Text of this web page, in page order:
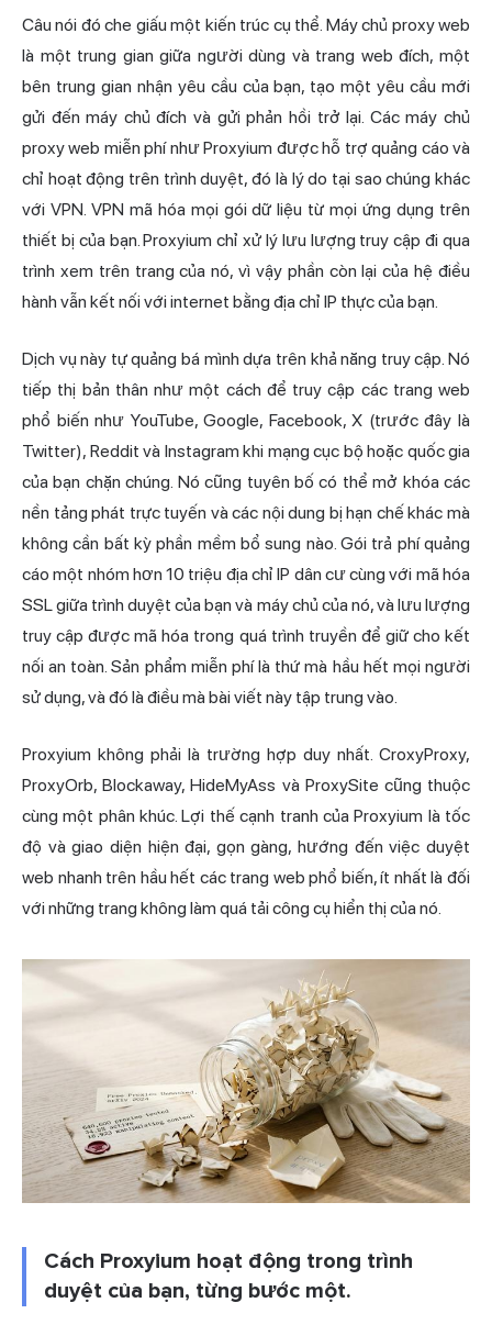
Câu nói đó che giấu một kiến trúc cụ thể. Máy chủ proxy web
là một trung gian giữa người dùng và trang web đích, một
bên trung gian nhận yêu cầu của bạn, tạo một yêu cầu mới
gửi đến máy chủ đích và gửi phản hồi trở lại. Các máy chủ
proxy web miễn phí như Proxyium được hỗ trợ quảng cáo và
chỉ hoạt động trên trình duyệt, đó là lý do tại sao chúng khác
với VPN. VPN mã hóa mọi gói dữ liệu từ mọi ứng dụng trên
thiết bị của bạn. Proxyium chỉ xử lý lưu lượng truy cập đi qua
trình xem trên trang của nó, vì vậy phần còn lại của hệ điều
hành vẫn kết nối với internet bằng địa chỉ IP thực của bạn.
Dịch vụ này tự quảng bá mình dựa trên khả năng truy cập. Nó
tiếp thị bản thân như một cách để truy cập các trang web
phổ biến như YouTube, Google, Facebook, X (trước đây là
Twitter), Reddit và Instagram khi mạng cục bộ hoặc quốc gia
của bạn chặn chúng. Nó cũng tuyên bố có thể mở khóa các
nền tảng phát trực tuyến và các nội dung bị hạn chế khác mà
không cần bất kỳ phần mềm bổ sung nào. Gói trả phí quảng
cáo một nhóm hơn 10 triệu địa chỉ IP dân cư cùng với mã hóa
SSL giữa trình duyệt của bạn và máy chủ của nó, và lưu lượng
truy cập được mã hóa trong quá trình truyền để giữ cho kết
nối an toàn. Sản phẩm miễn phí là thứ mà hầu hết mọi người
sử dụng, và đó là điều mà bài viết này tập trung vào.
Proxyium không phải là trường hợp duy nhất. CroxyProxy,
ProxyOrb,Blockaway, HideMyAss và ProxySite cũng thuộc
cùng một phân khúc. Lợi thế cạnh tranh của Proxyium là tốc
độ và giao diện hiện đại, gọn gàng, hướng đến việc duyệt
web nhanh trên hầu hết các trang web phổ biến, ít nhất là đối
với những trang không làm quá tải công cụ hiển thị của nó.
Cách Proxyium hoạt động trong trình
duyệt của bạn, từng bước một.